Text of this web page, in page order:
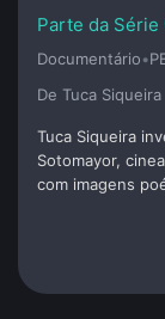
Documentário•
De Tuca Siqueira
Tuca Siqueira
Sotomayor,
com imagens
o tempo e
latino-